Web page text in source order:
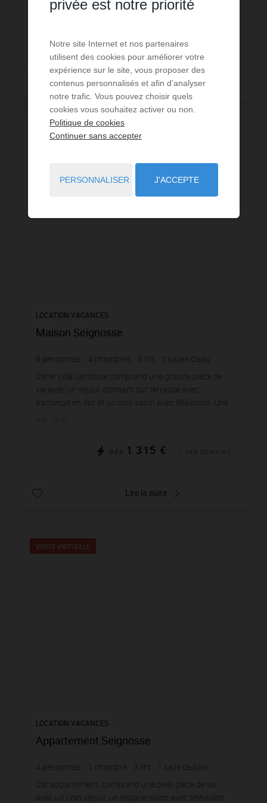
Une cuisine aménagée et équipée d’un réfrigérat...
Réf. : 0477
DÈS1 500 € / PAR SEMAINE
Lire la suite
VISITE VIRTUELLE
LOCATION VACANCES
Maison Seignosse
8 personnes 4 chambres 6 lits 2 salles d'eau
Cette Villa Landaise comprend une grande pièce de
vie avec un séjour donnant sur terrasse avec
barbecue en dur et un coin salon avec télévision. Une
DÈS 1 315 €
Lire la suite
VISITE VIRTUELLE
LOCATION VACANCES
Appartement Seignosse
4 personnes chambre 3 lits
salle de bain
Cet appartement, comprend une belle pièce de vie
avec un coin séjour, un espace salon avec télévision
privée est notre priorité
Notre site Internet et nos partenaires
utilisent des cookies pour améliorer votre
expérience sur le site, vous proposer des
contenus personnalisés et afin d’analyser
notre trafic. Vous pouvez choisir quels
cookies vous souhaitez activer ou non.
Politique de cookies
Continuer sans accepter
PERSONNALISER J'ACCEPTE